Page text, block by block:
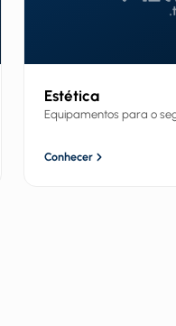
Estética
Equipamentos para o
Conhecer